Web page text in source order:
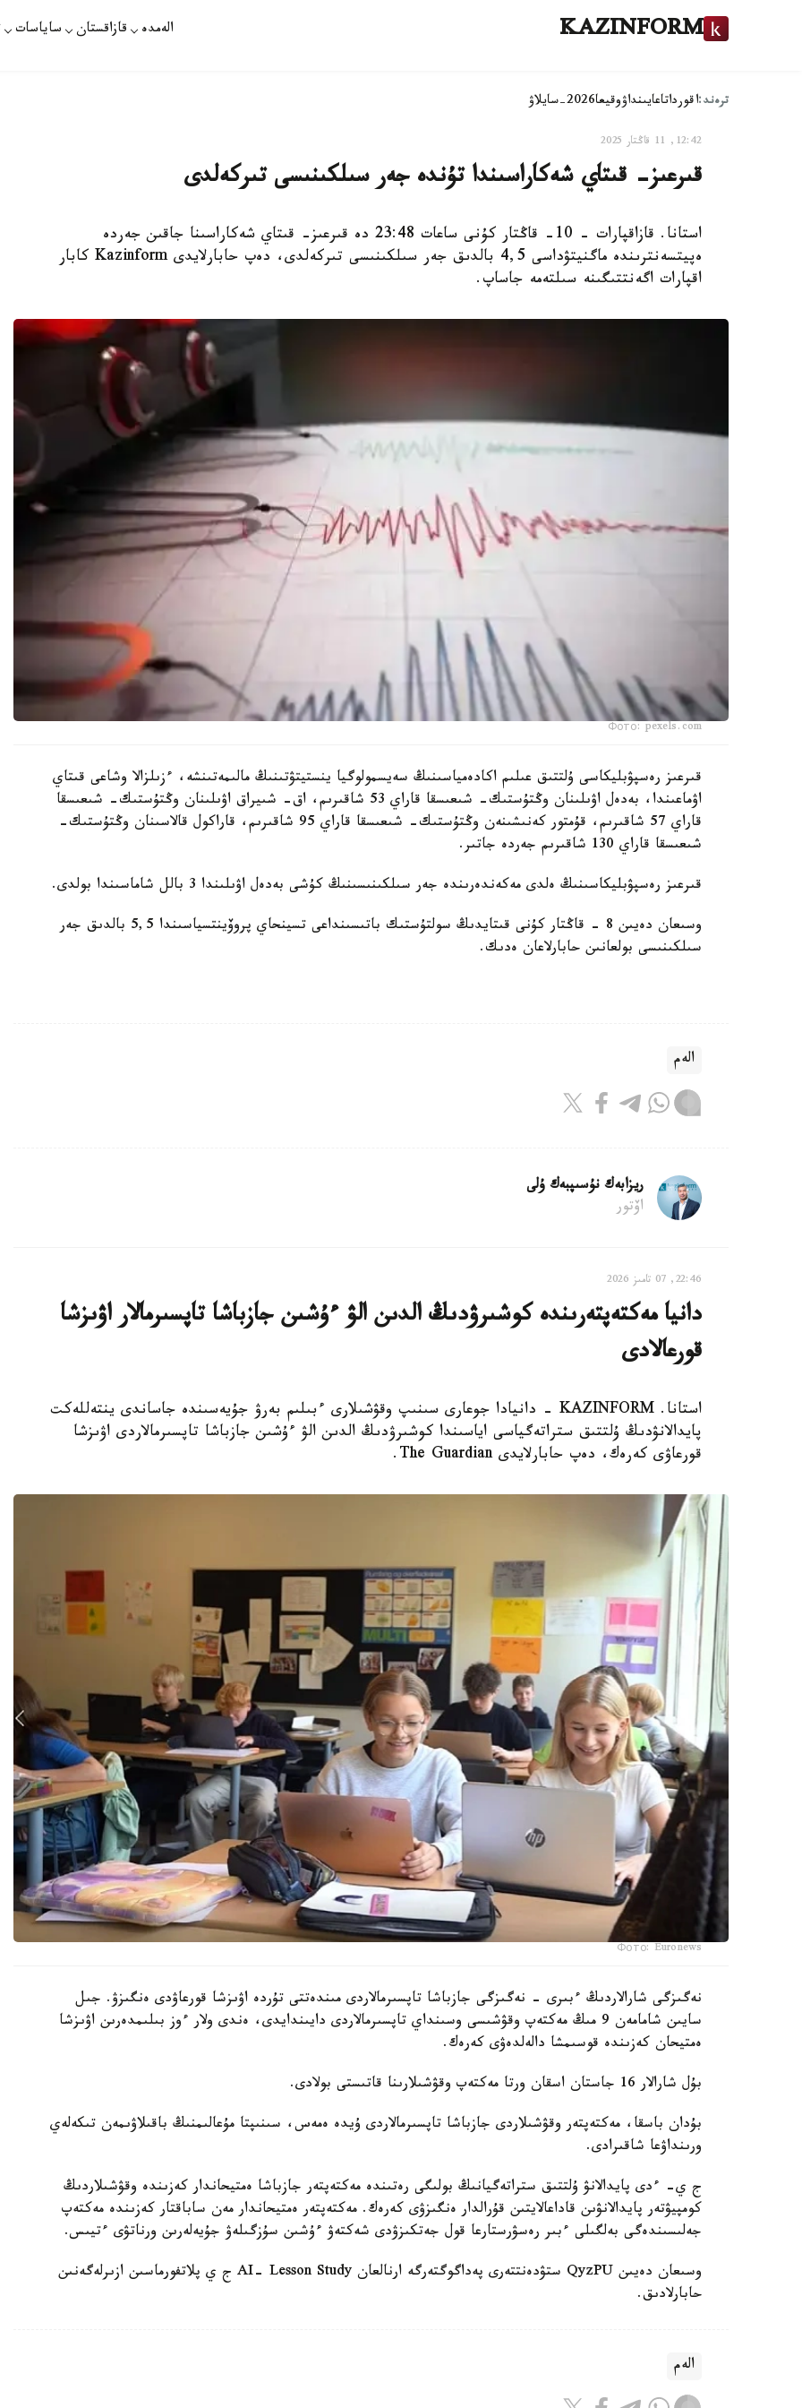
KAZINFORM الەمدە قازاقستان ساياسات
ترەند:اقورداتاعايىنداۋوقيعا2026-سايلاۋ
12:42, 11 قاڭتار 2025
قىرعىز- قىتاي شەكاراسىندا تۇندە جەر سىلكىنىسى تىركەلدى
استانا. قازاقپارات - 10- قاڭتار كۇنى ساعات 23:48 دە قىرعىز- قىتاي شەكاراسىنا جاقىن جەردە
ەپيتسەنترىندە ماگنيتۋداسى 4,5 بالدىق جەر سىلكىنىسى تىركەلدى، دەپ حابارلايدى Kazinform كابار
اقپارات اگەنتتىگىنە سىلتەمە جاساپ.
Фото: pexels.com
قىرعىز رەسپۋبليكاسى ۇلتتىق عىلىم اكادەمياسىنىڭ سەيسمولوگيا ينستيتۋتىنىڭ مالىمەتىنشە، ءزىلزالا وشاعى قىتاي
اۋماعىندا، بەدەل اۋىلىنان وڭتۇستىك- شىعىسقا قاراي 53 شاقىرىم، اق- شىيراق اۋىلىنان وڭتۇستىك- شىعىسقا
قاراي 57 شاقىرىم، قۇمتور كەنىشىنەن وڭتۇستىك- شىعىسقا قاراي 95 شاقىرىم، قاراكول قالاسىنان وڭتۇستىك-
شىعىسقا قاراي 130 شاقىرىم جەردە جاتىر.
قىرعىز رەسپۋبليكاسىنىڭ ەلدى مەكەندەرىندە جەر سىلكىنىسىنىڭ كۇشى بەدەل اۋىلىندا 3 بالل شاماسىندا بولدى.
وسىعان دەيىن 8 - قاڭتار كۇنى قىتايدىڭ سولتۇستىك باتىسىنداعى تسينحاي پروۆينتسياسىندا 5,5 بالدىق جەر
سىلكىنىسى بولعانىن حابارلاعان ەدىك.
الەم
ريزابەك نۇسىپبەك ۇلى
اۆتور
22:46, 07 تامىز 2026
دانيا مەكتەپتەرىندە كوشىرۋدىڭ الدىن الۋ ءۇشىن جازباشا تاپسىرمالار اۋىزشا
قورعالادى
استانا. KAZINFORM - دانيادا جوعارى سىنىپ وقۋشىلارى ءبىلىم بەرۋ جۇيەسىندە جاساندى ينتەللەكت
پايدالانۋدىڭ ۇلتتىق ستراتەگياسى اياسىندا كوشىرۋدىڭ الدىن الۋ ءۇشىن جازباشا تاپسىرمالاردى اۋىزشا
قورعاۋى كەرەك، دەپ حابارلايدى The Guardian.
Фото: Euronews
نەگىزگى شارالاردىڭ ءبىرى - نەگىزگى جازباشا تاپسىرمالاردى مىندەتتى تۇردە اۋىزشا قورعاۋدى ەنگىزۋ. جىل
سايىن شامامەن 9 مىڭ مەكتەپ وقۋشىسى وسىنداي تاپسىرمالاردى دايىندايدى، ەندى ولار ءوز بىلىمدەرىن اۋىزشا
ەمتيحان كەزىندە قوسىمشا دالەلدەۋى كەرەك.
بۇل شارالار 16 جاستان اسقان ورتا مەكتەپ وقۋشىلارىنا قاتىستى بولادى.
بۇدان باسقا، مەكتەپتەر وقۋشىلاردى جازباشا تاپسىرمالاردى ۇيدە ەمەس، سىنىپتا مۇعالىمنىڭ باقىلاۋىمەن تىكەلەي
ورىنداۋعا شاقىرادى.
ج ي- ءدى پايدالانۋ ۇلتتىق ستراتەگيانىڭ بولىگى رەتىندە مەكتەپتەر جازباشا ەمتيحاندار كەزىندە وقۋشىلاردىڭ
كومپيۋتەر پايدالانۋىن قاداعالايتىن قۇرالدار ەنگىزۋى كەرەك. مەكتەپتەر ەمتيحاندار مەن ساباقتار كەزىندە مەكتەپ
جەلىسىندەگى بەلگىلى ءبىر رەسۋرستارعا قول جەتكىزۋدى شەكتەۋ ءۇشىن سۇزگىلەۋ جۇيەلەرىن ورناتۋى ءتيىس.
وسىعان دەيىن QyzPU ستۋدەنتتەرى پەداگوگتەرگە ارنالعان AI- Lesson Study ج ي پلاتفورماسىن ازىرلەگەنىن
حابارلادىق.
الەم